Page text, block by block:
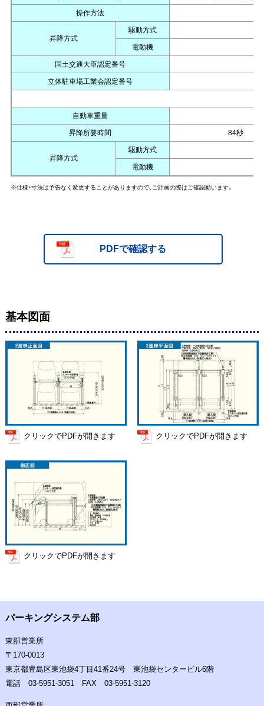
操作方法
昇降方式
駆動方式
電動機
国土交通大臣認定番号
立体駐車場工業会認定番号
自動車重量
昇降所要時間 84秒
昇降方式
駆動方式
電動機
※仕様・寸法は予告なく変更することがありますので、ご計画の際はご確認願います。
PDFで確認する
基本図面
クリックでPDFが開きます クリックでPDFが開きます
クリックでPDFが開きます
パーキングシステム部
東部営業所
〒170-0013
東京都豊島区東池袋4丁目41番24号 東池袋センタービル6階
電話 03-5951-3051 FAX 03-5951-3120